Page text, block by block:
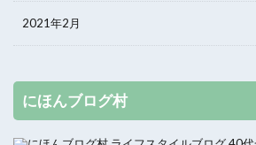
2021年2月
にほんブログ村